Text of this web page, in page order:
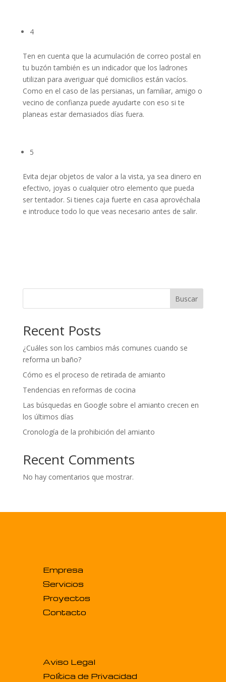
4
Ten en cuenta que la acumulación de correo postal en
tu buzón también es un indicador que los ladrones
utilizan para averiguar qué domicilios están vacíos.
Como en el caso de las persianas, un familiar, amigo o
vecino de confianza puede ayudarte con eso si te
planeas estar demasiados días fuera.
5
Evita dejar objetos de valor a la vista, ya sea dinero en
efectivo, joyas o cualquier otro elemento que pueda
ser tentador. Si tienes caja fuerte en casa aprovéchala
e introduce todo lo que veas necesario antes de salir.
Buscar
Recent Posts
¿Cuáles son los cambios más comunes cuando se
reforma un baño?
Cómo es el proceso de retirada de amianto
Tendencias en reformas de cocina
Las búsquedas en Google sobre el amianto crecen en
los últimos días
Cronología de la prohibición del amianto
Recent Comments
No hay comentarios que mostrar.
Empresa
Servicios
Proyectos
Contacto
Aviso Legal
Política de Privacidad